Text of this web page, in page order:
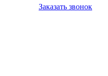
Заказать звонок